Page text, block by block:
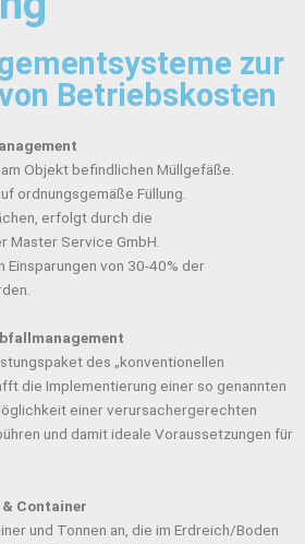
zur
Betriebskosten
Objekt befindlichen Müllgefäße.
ordnungsgemäße Füllung.
erfolgt durch die
Master Service GmbH.
Einsparungen von 30-40% der
des „konventionellen
die Implementierung einer so genannten
einer verursachergerechten
und damit ideale Voraussetzungen für
Container
und Tonnen an, die im Erdreich/Boden